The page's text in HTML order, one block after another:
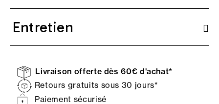
Entretien
Livraison offerte dès 60€ d'achat*
Retours gratuits sous 30 jours*
Paiement sécurisé